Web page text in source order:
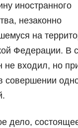
иностранного
незаконно
на
Федерации. В
не входил, но
совершении
дело,